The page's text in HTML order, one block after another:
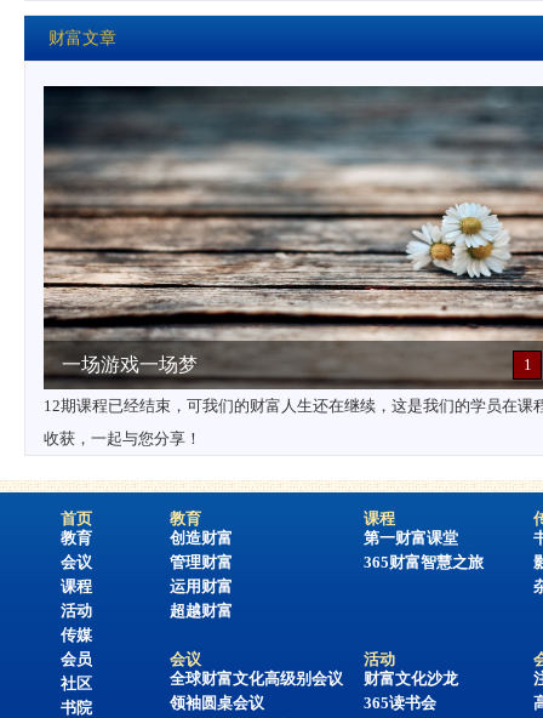
财富文章
第4期课程学员分享 1
在这个世界上，每个人的一生中都会创造和拥有多种财富，但财富应该
单单是指金钱的累积，还是个人的立体、全方位的成长。课程结束后，
首页
教育
会议
课程
活动
传媒
会员
社区
书院
教育
创造财富
管理财富
运用财富
超越财富
会议
全球财富文化高级别会议
领袖圆桌会议
课程
第一财富课堂
365财富智慧之旅
活动
财富文化沙龙
365读书会